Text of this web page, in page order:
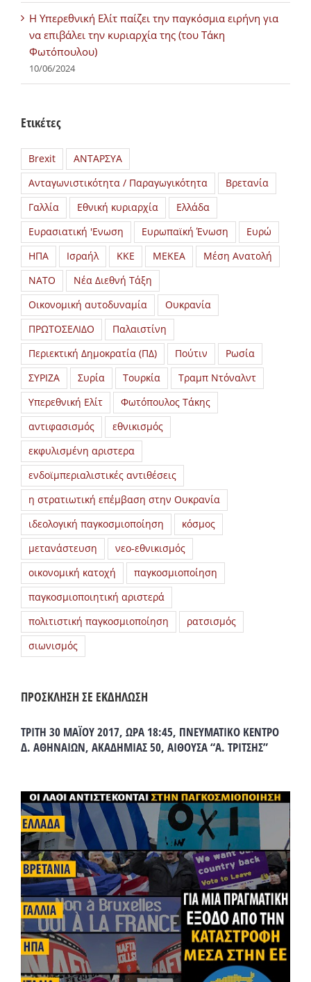
H Υπερεθνική Ελίτ παίζει την παγκόσμια ειρήνη για
να επιβάλει την κυριαρχία της (του Τάκη
Φωτόπουλου)
10/06/2024
Ετικέτες
Brexit
ΑΝΤΑΡΣΥΑ
Ανταγωνιστικότητα / Παραγωγικότητα
Βρετανία
Γαλλία
Εθνική κυριαρχία
Ελλάδα
Ευρασιατική 'Ενωση
Ευρωπαϊκή Ένωση
Ευρώ
ΗΠΑ
Ισραήλ ΚΚΕ ΜΕΚΕΑ
Μέση Ανατολή
ΝΑΤΟ
Νέα Διεθνή Τάξη
Οικονομική αυτοδυναμία
Ουκρανία
ΠΡΩΤΟΣΕΛΙΔΟ
Παλαιστίνη
Περιεκτική Δημοκρατία (ΠΔ)
Πούτιν
Ρωσία
ΣΥΡΙΖΑ
Συρία Τουρκία
Τραμπ Ντόναλντ
Υπερεθνική Ελίτ
Φωτόπουλος Τάκης
αντιφασισμός
εθνικισμός
εκφυλισμένη αριστερα
ενδοϊμπεριαλιστικές αντιθέσεις
η στρατιωτική επέμβαση στην Ουκρανία
ιδεολογική παγκοσμιοποίηση
κόσμος
μετανάστευση
νεο-εθνικισμός
οικονομική κατοχή
παγκοσμιοποίηση
παγκοσμιοποιητική αριστερά
πολιτιστική παγκοσμιοποίηση
ρατσισμός
σιωνισμός
ΠΡΟΣΚΛΗΣΗ ΣΕ ΕΚΔΗΛΩΣΗ
ΤΡΙΤΗ 30 ΜΑΪΟΥ 2017, ΩΡΑ 18:45, ΠΝΕΥΜΑΤΙΚΟ ΚΕΝΤΡΟ
Δ. ΑΘΗΝΑΙΩΝ, ΑΚΑΔΗΜΙΑΣ 50, ΑΙΘΟΥΣΑ “Α. ΤΡΙΤΣΗΣ”